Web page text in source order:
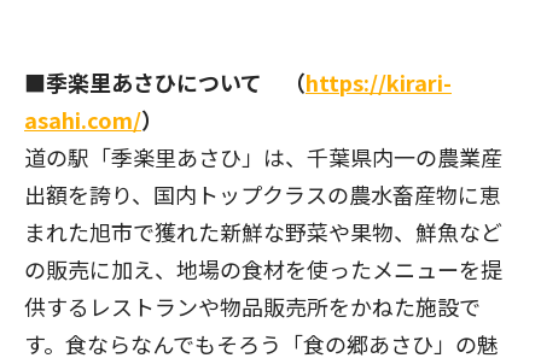
■季楽里あさひについて （https://kirari-
asahi.com/）
道の駅「季楽里あさひ」は、千葉県内一の農業産
出額を誇り、国内トップクラスの農水畜産物に恵
まれた旭市で獲れた新鮮な野菜や果物、鮮魚など
の販売に加え、地場の食材を使ったメニューを提
供するレストランや物品販売所をかねた施設で
す。食ならなんでもそろう「食の郷あさひ」の魅